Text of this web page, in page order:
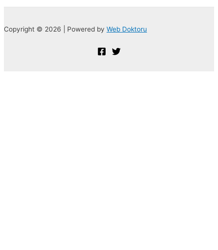
Copyright © 2026 | Powered by Web Doktoru